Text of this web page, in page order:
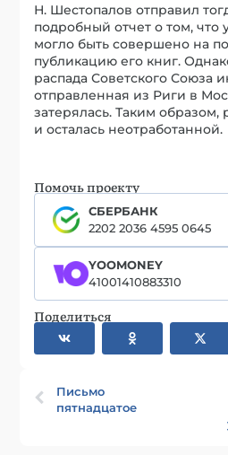
Н. Шестопалов отправил
подробный отчет о том, что
могло быть совершено на
публикацию его книг.
распада Советского Союза
отправленная из Риги в
затерялась. Таким образом,
и осталась неотработанной.
Помочь проекту
СБЕРБАНК
2202 2036 4595 0645
YOOMONEY
41001410883310
Поделиться
Письмо
пятнадцатое